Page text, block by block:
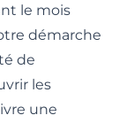
le mois
démarche
de
les
une